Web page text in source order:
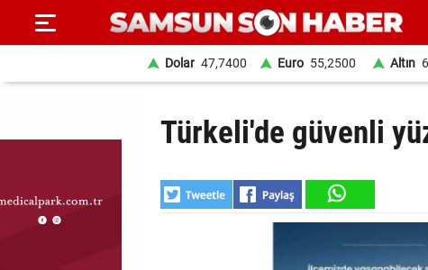
SAYFA
HABER
Dolar 47,7400 Euro 55,2500 Altın
Türkeli'de güvenli